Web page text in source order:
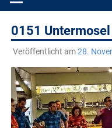
0151
Veröffentlicht am28.